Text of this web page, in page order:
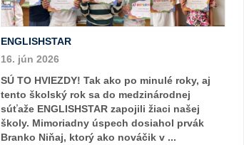
ENGLISHSTAR
16. jún 2026
SÚ TO HVIEZDY! Tak ako po minulé roky, aj
tento školský rok sa do medzinárodnej
súťaže ENGLISHSTAR zapojili žiaci našej
školy. Mimoriadny úspech dosiahol prvák
Branko Niňaj, ktorý ako nováčik v ...